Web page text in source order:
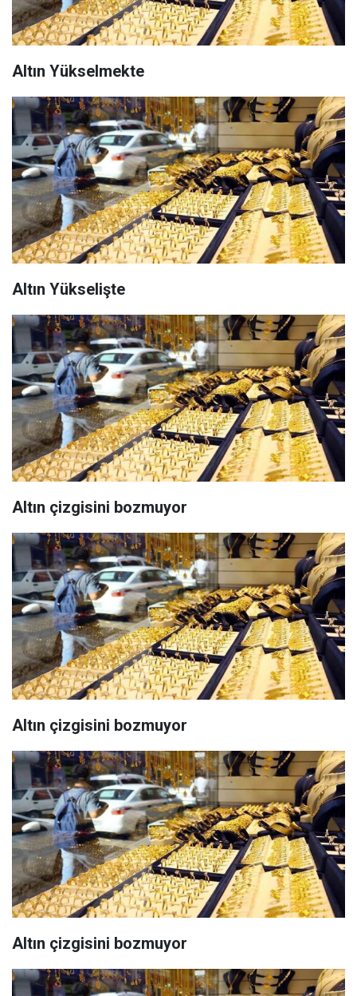
Altın Yükselmekte
Altın Yükselişte
Altın çizgisini bozmuyor
Altın çizgisini bozmuyor
Altın çizgisini bozmuyor